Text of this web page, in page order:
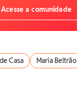
Acesse a comunidade
Casa Maria Beltrão